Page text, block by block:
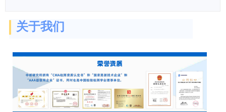
关于我们